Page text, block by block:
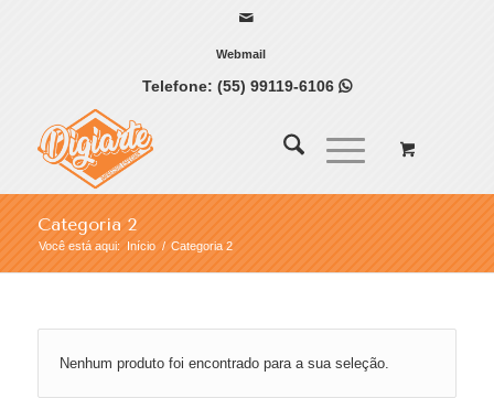
Webmail
Telefone: (55) 99119-6106 
Categoria 2
Você está aqui: Início / Categoria 2
Nenhum produto foi encontrado para a sua seleção.